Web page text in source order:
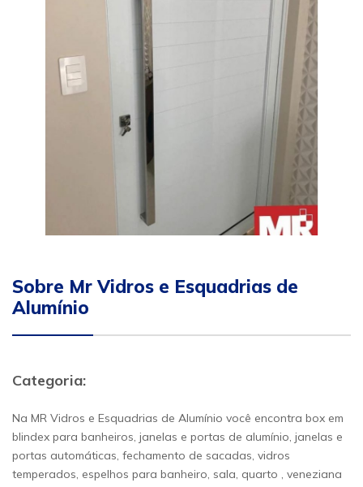
Sobre Mr Vidros e Esquadrias de
Alumínio
Categoria:
Na MR Vidros e Esquadrias de Alumínio você encontra box em
blindex para banheiros, janelas e portas de alumínio, janelas e
portas automáticas, fechamento de sacadas, vidros
temperados, espelhos para banheiro, sala, quarto , veneziana